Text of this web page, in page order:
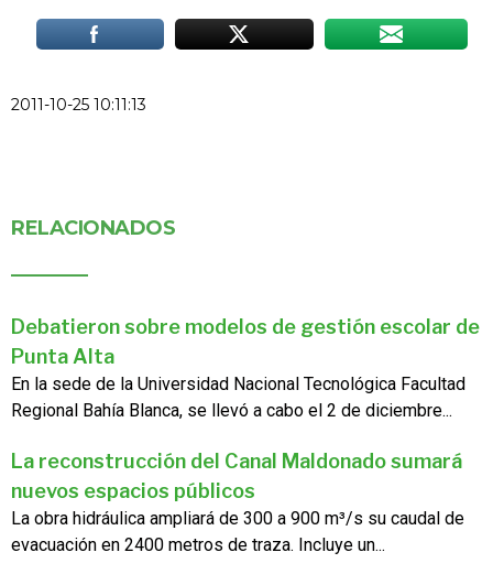
2011-10-25 10:11:13
RELACIONADOS
Debatieron sobre modelos de gestión escolar de
Punta Alta
En la sede de la Universidad Nacional Tecnológica Facultad
Regional Bahía Blanca, se llevó a cabo el 2 de diciembre...
La reconstrucción del Canal Maldonado sumará
nuevos espacios públicos
La obra hidráulica ampliará de 300 a 900 m³/s su caudal de
evacuación en 2400 metros de traza. Incluye un...